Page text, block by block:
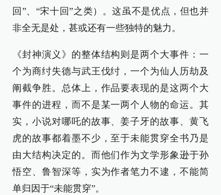
回”、“宋十回”之类）。这虽不是优点，但也并
非全无是处，甚或还有一些独特的魅力。
《封神演义》的整体结构则是两个大事件：一
个为商纣失德与武王伐纣，一个为仙人历劫及
阐截争胜。总体上，作品要表现的是这两个大
事件的进程，而不是某一两个人物的命运。其
实，小说对哪吒的故事、姜子牙的故事、黄飞
虎的故事都着墨不少，至于未能贯穿全书乃是
由大结构决定的。而他们作为文学形象逊于孙
悟空、鲁智深等，实为作者笔力不逮，不能简
单归因于“未能贯穿”。